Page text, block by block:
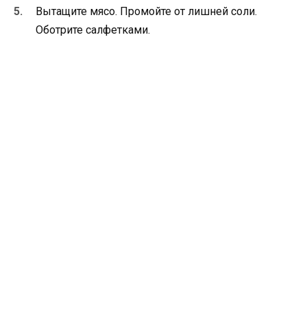
Вытащите мясо. Промойте от лишней соли.
Оботрите салфетками.